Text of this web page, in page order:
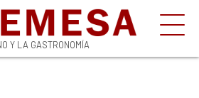
Y LA GASTRONOMÍA